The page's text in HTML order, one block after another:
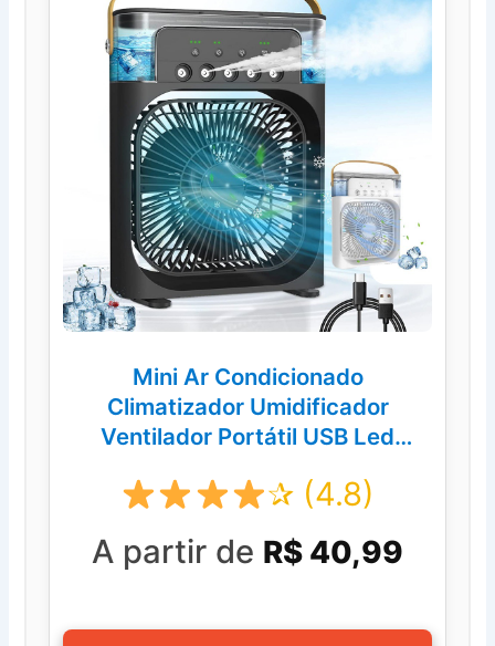
Mini Ar Condicionado
Climatizador Umidificador
Ventilador Portátil USB Led
Reservatório 600m
✰ (4.8)
A partir de R$ 40,99